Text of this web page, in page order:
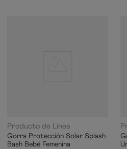
Producto de Línea
Gorra Protección Solar Splash
Bash Bebé Femenina